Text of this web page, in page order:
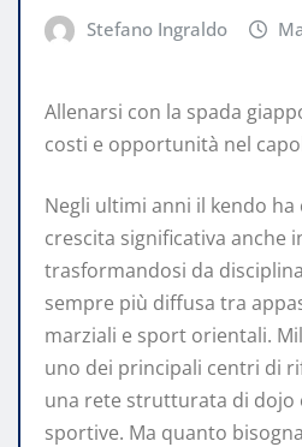
Stefano Ingraldo
Allenarsi con la spada
costi e opportunità nel
Negli ultimi anni il kendo
crescita significativa anche
trasformandosi da
sempre più diffusa tra
marziali e sport orientali.
uno dei principali centri di
una rete strutturata di dojo
sportive. Ma quanto